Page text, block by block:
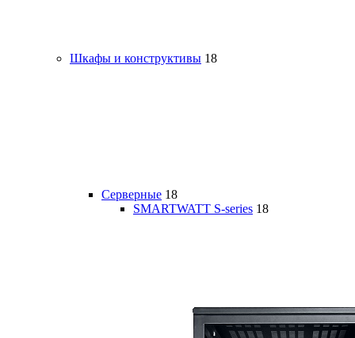
Шкафы и конструктивы 18
Серверные 18
SMARTWATT S-series 18